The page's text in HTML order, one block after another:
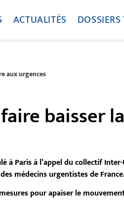
ACTUALITÉS
aux urgences
baisser la
à Paris à l’appel du collectif
médecins urgentistes de
pour apaiser le